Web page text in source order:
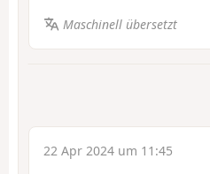
Maschinell übersetzt
22 Apr 2024 um 11:45